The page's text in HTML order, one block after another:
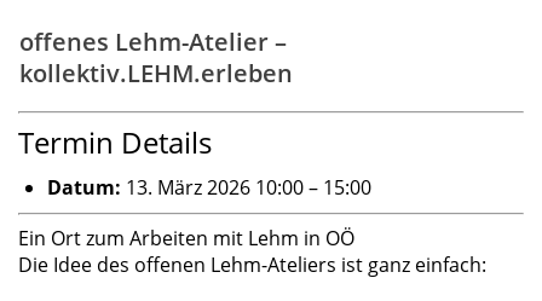
offenes Lehm-Atelier –
kollektiv.LEHM.erleben
Termin Details
Datum: 13. März 2026 10:00– 15:00
Ein Ort zum Arbeiten mit Lehm in OÖ
Die Idee des offenen Lehm-Ateliers ist ganz einfach: